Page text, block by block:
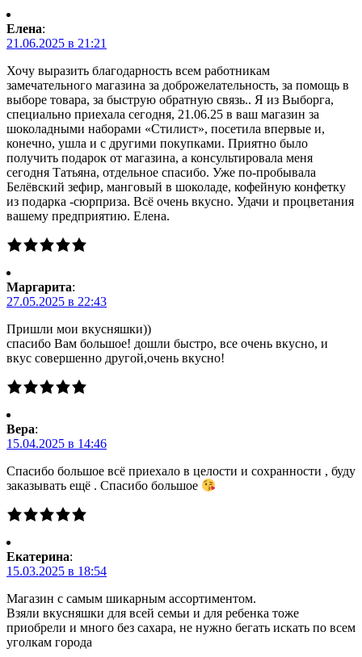
Елена:
21.06.2025 в 21:21
Хочу выразить благодарность всем работникам
замечательного магазина за доброжелательность, за помощь в
выборе товара, за быструю обратную связь.. Я из Выборга,
специально приехала сегодня, 21.06.25 в ваш магазин за
шоколадными наборами «Стилист», посетила впервые и,
конечно, ушла и с другими покупками. Приятно было
получить подарок от магазина, а консультировала меня
сегодня Татьяна, отдельное спасибо. Уже по-пробывала
Белёвский зефир, манговый в шоколаде, кофейную конфетку
из подарка -сюрприза. Всё очень вкусно. Удачи и процветания
вашему предприятию. Елена.
Маргарита:
27.05.2025 в 22:43
Пришли мои вкусняшки))
спасибо Вам большое! дошли быстро, все очень вкусно, и
вкус совершенно другой,очень вкусно!
Вера:
15.04.2025 в 14:46
Спасибо большое всё приехало в целости и сохранности , буду
заказывать ещё . Спасибо большое
Екатерина:
15.03.2025 в 18:54
Магазин с самым шикарным ассортиментом.
Взяли вкусняшки для всей семьи и для ребенка тоже
приобрели и много без сахара, не нужно бегать искать по всем
уголкам города